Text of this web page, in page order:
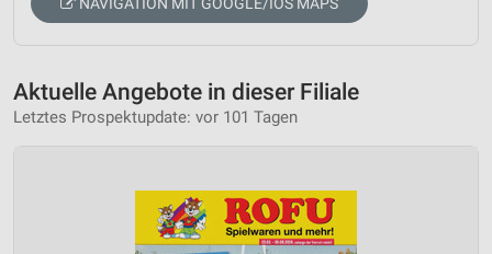
Aktuelle Angebote in dieser Filiale
Letztes Prospektupdate: vor 101 Tagen